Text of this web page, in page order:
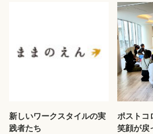
新しいワークスタイルの実
践者たち
ポストコ
笑顔が戻